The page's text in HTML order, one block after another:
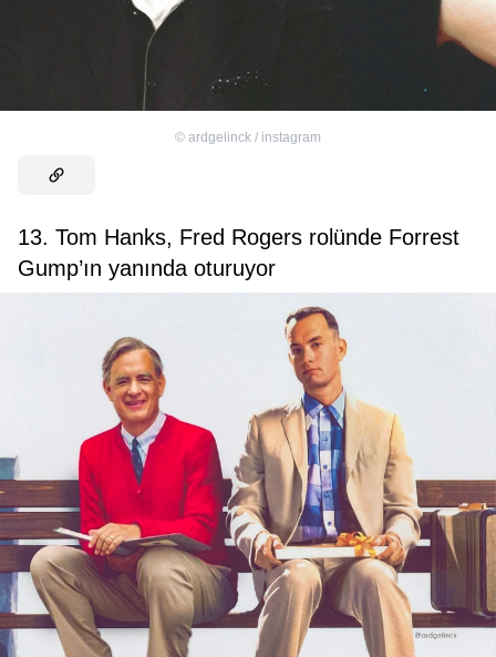
© ardgelinck / instagram
13. Tom Hanks, Fred Rogers rolünde Forrest
Gump’ın yanında oturuyor